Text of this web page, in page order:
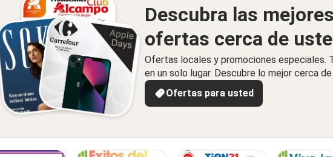
Descubra las mejores
ofertas cerca de
Ofertas locales y promociones especiales.
en un solo lugar. Descubre lo mejor cerca
Ofertas para usted